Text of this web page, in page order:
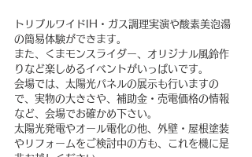
トリプルワイドIH・ガス調理実演や酸素美泡湯
の簡易体験ができます。
また、くまモンスライダー、オリジナル風鈴作
りなど楽しめるイベントがいっぱいです。
会場では、太陽光パネルの展示も行いますの
で、実物の大きさや、補助金・売電価格の情報
など、会場でお確かめ下さい。
太陽光発電やオール電化の他、外壁・屋根塗装
やリフォームをご検討中の方も、これを機に是